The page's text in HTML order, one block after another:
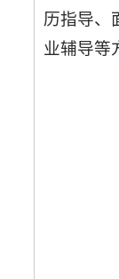
历指导、
业辅导等